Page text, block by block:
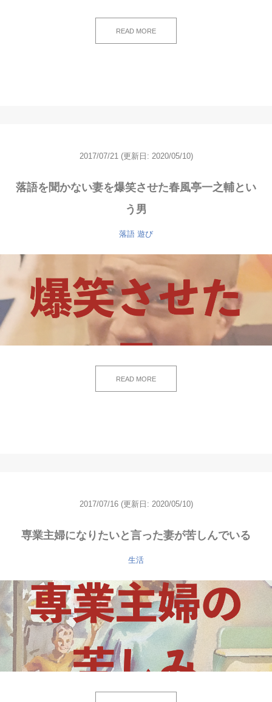
READ MORE
2017/07/21 (更新日: 2020/05/10)
落語を聞かない妻を爆笑させた春風亭一之輔とい
う男
落語 遊び
READ MORE
2017/07/16 (更新日: 2020/05/10)
専業主婦になりたいと言った妻が苦しんでいる
生活